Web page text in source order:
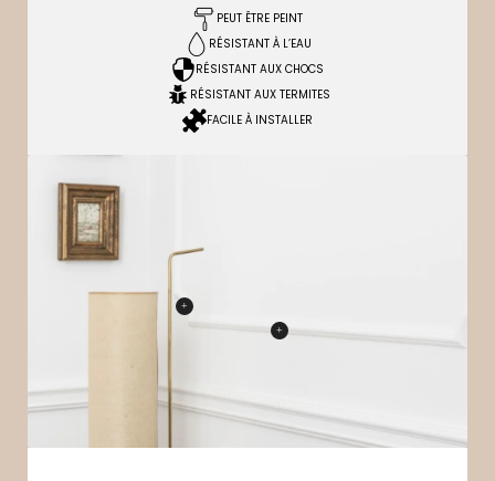
PEUT ÊTRE PEINT
RÉSISTANT À L’EAU
RÉSISTANT AUX CHOCS
RÉSISTANT AUX TERMITES
FACILE À INSTALLER
+
+